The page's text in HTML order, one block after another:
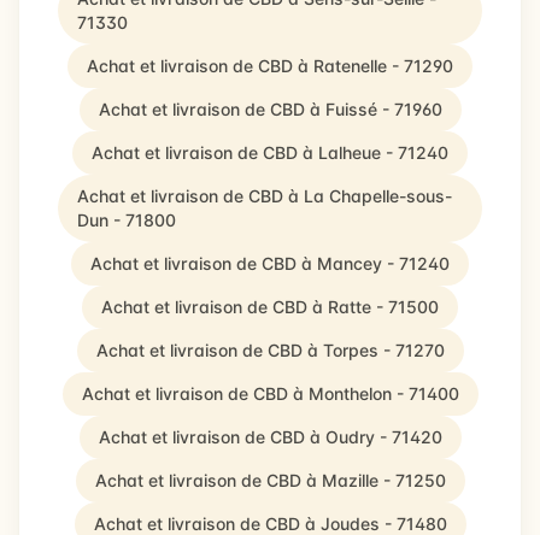
71330
Achat et livraison de CBD à Ratenelle - 71290
Achat et livraison de CBD à Fuissé - 71960
Achat et livraison de CBD à Lalheue - 71240
Achat et livraison de CBD à La Chapelle-sous-
Dun - 71800
Achat et livraison de CBD à Mancey - 71240
Achat et livraison de CBD à Ratte - 71500
Achat et livraison de CBD à Torpes - 71270
Achat et livraison de CBD à Monthelon - 71400
Achat et livraison de CBD à Oudry - 71420
Achat et livraison de CBD à Mazille - 71250
Achat et livraison de CBD à Joudes - 71480